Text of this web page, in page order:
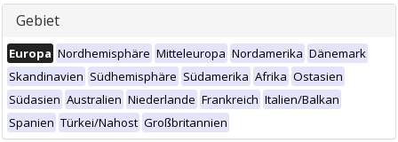
Gebiet
Europa Nordhemisphäre Mitteleuropa Nordamerika Dänemark
Skandinavien Südhemisphäre Südamerika Afrika Ostasien
Südasien Australien Niederlande Frankreich Italien/Balkan
Spanien Türkei/Nahost Großbritannien